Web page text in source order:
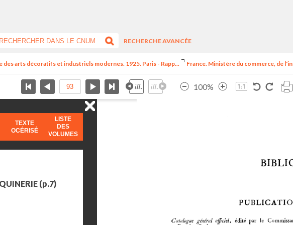
RECHERCHE AVANCÉE
arts décoratifs et industriels modernes. 1925. Paris - Rapp... France. Ministère du commerce, de
100%
TEXTE
OCÉRISÉ
LISTE
DES
VOLUMES
(p.7)